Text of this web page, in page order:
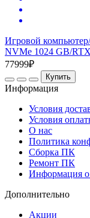
Игровой
NVMe 1024 GB/
77999₽
Купить
Информация
Условия
Условия
О нас
Политика
Сборка ПК
Ремонт ПК
Информация о
Дополнительно
Акции